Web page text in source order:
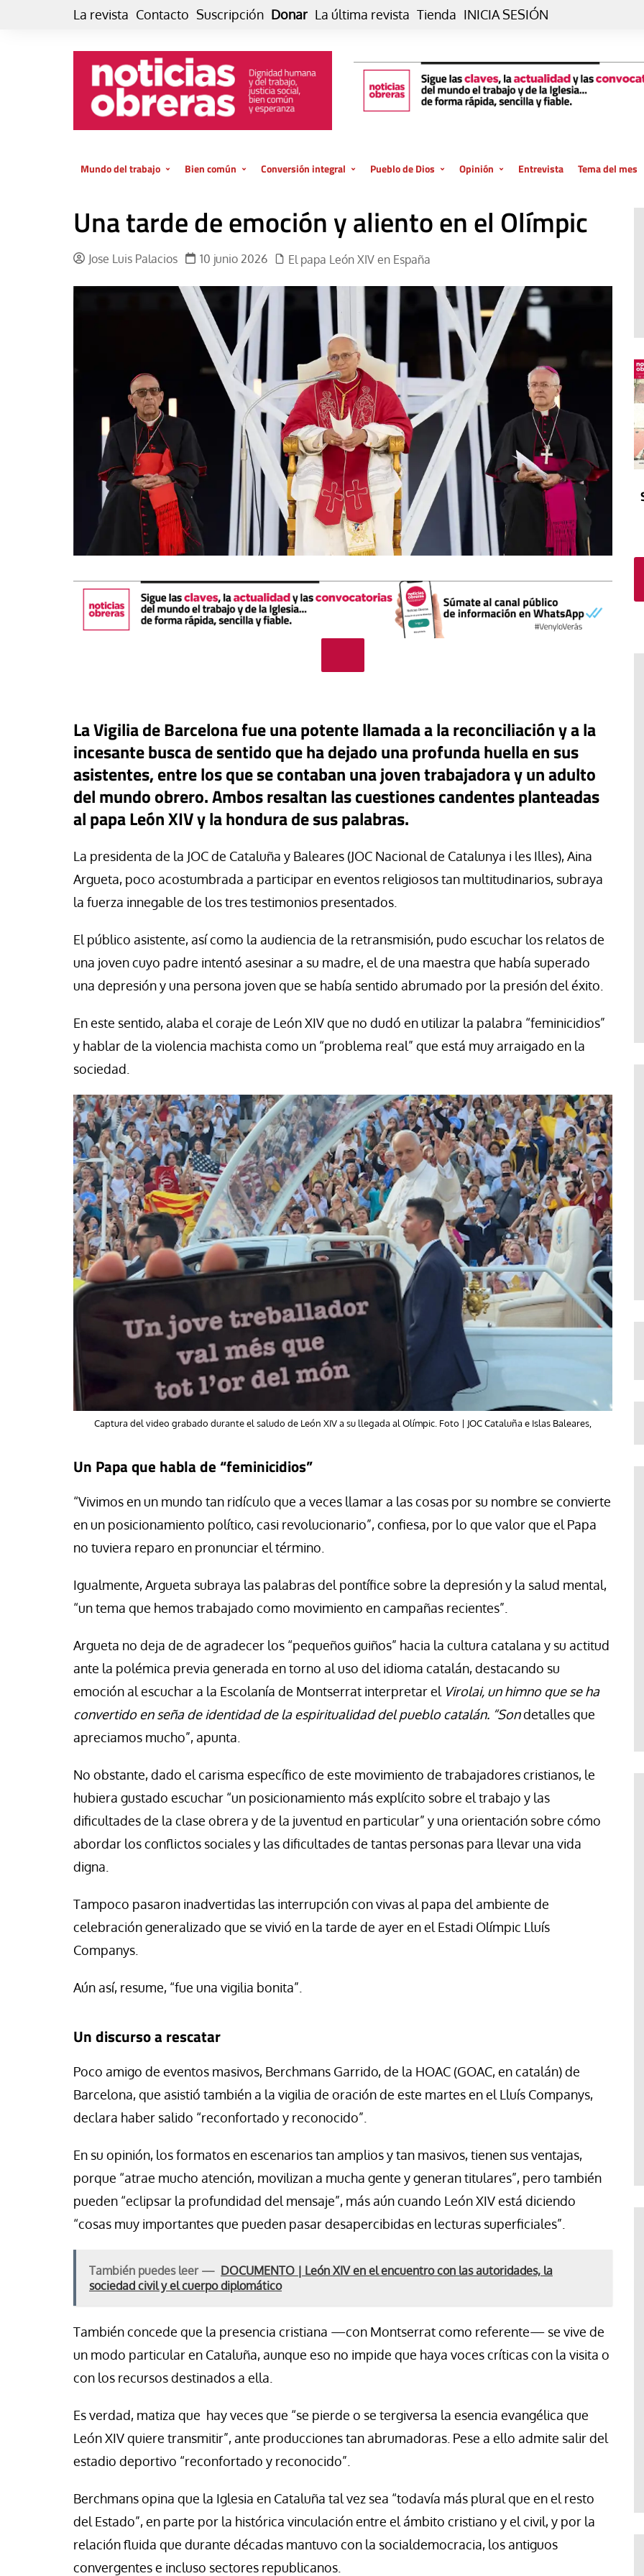
La revista Contacto Suscripción Donar La última revista Tienda INICIA SESIÓN
Mundo del trabajo
El trabajo es para la vida
MMTC
Los empobrecidos por el
Radio — Mundo obrero hoy
Vidas precarias
Bien común
Economía
Conversión integral
de vida… es posible
El cuidado de la creación
Experiencia
Cultura
Libro
Cine
Dos minutos
Aplicaciones
Música
Poesía
Relato
Pueblo de Dios
La oración de cada día
El Evangelio en tu vida
El atrio
In memoriam
Opinión
Blog De paso…
Blog Desde mi azotea
Viñeta
Tribuna
Blog Sembrando sueños,
recogiendo humanidad
Blog Mensajes guardados
La columna
Entrevista Tema del mes
Una tarde de emoción y aliento en el Olímpic
Jose Luis Palacios 10 junio 2026 El papa León XIV en España
La Vigilia de Barcelona fue una potente llamada a la reconciliación y a la
incesante busca de sentido que ha dejado una profunda huella en sus
asistentes, entre los que se contaban una joven trabajadora y un adulto
del mundo obrero. Ambos resaltan las cuestiones candentes planteadas
al papa León XIV y la hondura de sus palabras.
La presidenta de la JOC de Cataluña y Baleares (JOC Nacional de Catalunya i les Illes), Aina
Argueta, poco acostumbrada a participar en eventos religiosos tan multitudinarios, subraya
la fuerza innegable de los tres testimonios presentados.
El público asistente, así como la audiencia de la retransmisión, pudo escuchar los relatos de
una joven cuyo padre intentó asesinar a su madre, el de una maestra que había superado
una depresión y una persona joven que se había sentido abrumado por la presión del éxito.
En este sentido, alaba el coraje de León XIV que no dudó en utilizar la palabra “feminicidios”
y hablar de la violencia machista como un “problema real” que está muy arraigado en la
sociedad.
Captura del video grabado durante el saludo de León XIV a su llegada al Olímpic. Foto | JOC Cataluña e Islas Baleares,
Un Papa que habla de “feminicidios”
“Vivimos en un mundo tan ridículo que a veces llamar a las cosas por su nombre se convierte
en un posicionamiento político, casi revolucionario”, confiesa, por lo que valor que el Papa
no tuviera reparo en pronunciar el término.
Igualmente, Argueta subraya las palabras del pontífice sobre la depresión y la salud mental,
“un tema que hemos trabajado como movimiento en campañas recientes”.
Argueta no deja de de agradecer los “pequeños guiños” hacia la cultura catalana y su actitud
ante la polémica previa generada en torno al uso del idioma catalán, destacando su
emoción al escuchar a la Escolanía de Montserrat interpretar el Virolai, un himno que se ha
convertido en seña de identidad de la espiritualidad del pueblo catalán. “Sondetalles que
apreciamos mucho”, apunta.
No obstante, dado el carisma específico de este movimiento de trabajadores cristianos, le
hubiera gustado escuchar “un posicionamiento más explícito sobre el trabajo y las
dificultades de la clase obrera y de la juventud en particular” y una orientación sobre cómo
abordar los conflictos sociales y las dificultades de tantas personas para llevar una vida
digna.
Tampoco pasaron inadvertidas las interrupción con vivas al papa del ambiente de
celebración generalizado que se vivió en la tarde de ayer en el Estadi Olímpic Lluís
Companys.
Aún así, resume, “fue una vigilia bonita”.
Un discurso a rescatar
Poco amigo de eventos masivos, Berchmans Garrido, de la HOAC (GOAC, en catalán) de
Barcelona, que asistió también a la vigilia de oración de este martes en el Lluís Companys,
declara haber salido “reconfortado y reconocido”.
En su opinión, los formatos en escenarios tan amplios y tan masivos, tienen sus ventajas,
porque “atrae mucho atención, movilizan a mucha gente y generan titulares”, pero también
pueden “eclipsar la profundidad del mensaje”, más aún cuando León XIV está diciendo
“cosas muy importantes que pueden pasar desapercibidas en lecturas superficiales”.
También puedes leer — DOCUMENTO | León XIV en el encuentro con las autoridades, la
sociedad civil y el cuerpo diplomático
También concede que la presencia cristiana —con Montserrat como referente— se vive de
un modo particular en Cataluña, aunque eso no impide que haya voces críticas con la visita o
con los recursos destinados a ella.
Es verdad, matiza que hay veces que “se pierde o se tergiversa la esencia evangélica que
León XIV quiere transmitir”, ante producciones tan abrumadoras. Pese a ello admite salir del
estadio deportivo “reconfortado y reconocido”.
Berchmans opina que la Iglesia en Cataluña tal vez sea “todavía más plural que en el resto
del Estado”, en parte por la histórica vinculación entre el ámbito cristiano y el civil, y por la
relación fluida que durante décadas mantuvo con la socialdemocracia, los antiguos
convergentes e incluso sectores republicanos.
trabajador de la
Popular de Argentina:
el Estado se retira o
sostienen la
#EstáPasando
Colectivos sociales y sindicales
del IMV tras admitir el Gobierno
sus carencias ante Europa
Argentina y Perú a principios de
noviembre
Jose Luis Palacios